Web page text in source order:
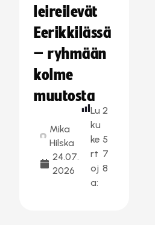
leireilevät
Eerikkilässä
– ryhmään
kolme
muutosta
Mika
Hilska
24.07.
2026
Lu
ku
ke
rt
oj
a:
2
5
7
8